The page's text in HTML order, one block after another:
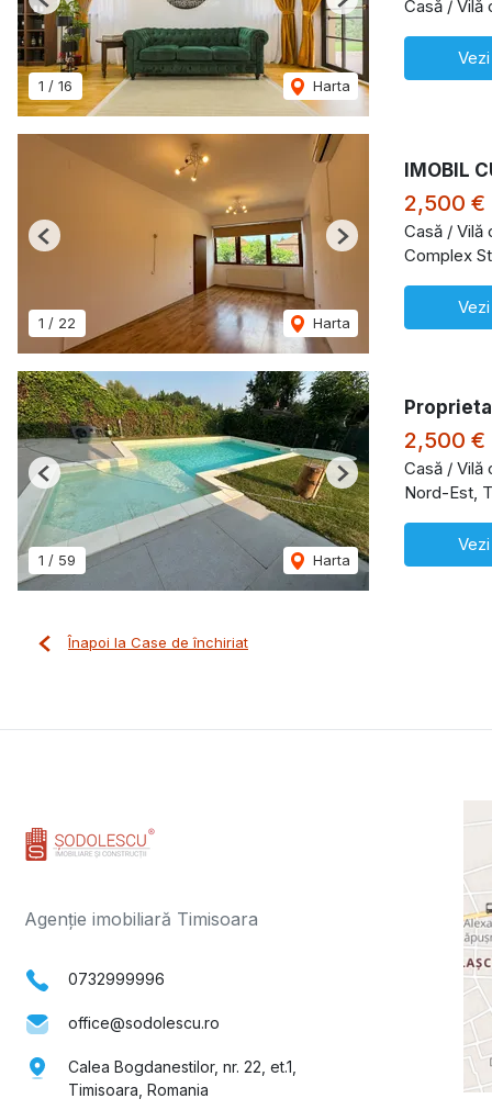
1 / 16 Harta
Previous Next Casă / Vilă
1 / 22 Harta
Previous Next
IMOBIL
2,500 €
Casă / Vilă
Complex
1 / 59 Harta
Previous Next
2,500 €
Casă / Vilă
Nord-Est,
Înapoi la Case de închiriat
Agenție imobiliară Timisoara
0732999996
office@sodolescu.ro
Calea Bogdanestilor, nr. 22, et.1,
Timisoara, Romania